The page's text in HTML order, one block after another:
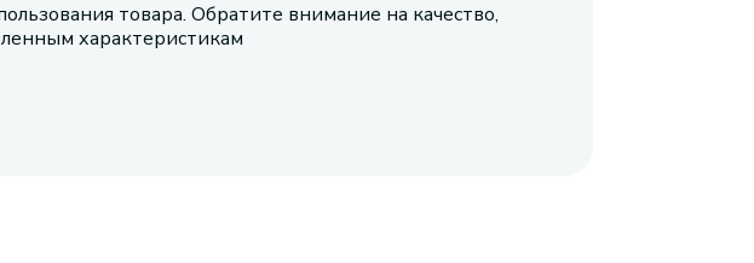
товара. Обратите внимание на качество,
характеристикам